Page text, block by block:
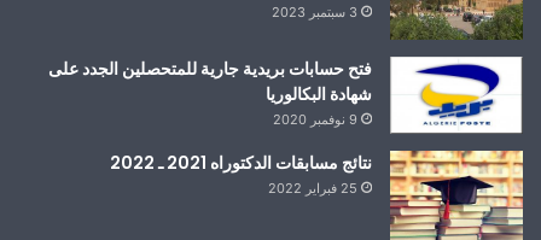
3 سبتمبر 2023
فتح حسابات بريدية جارية للمتحصلين الجدد على
شهادة البكالوريا
9 نوفمبر 2020
نتائج مسابقات الدكتوراه 2021 ـ 2022
25 فبراير 2022